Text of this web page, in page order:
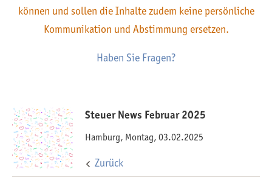
können und sollen die Inhalte zudem keine persönliche
Kommunikation und Abstimmung ersetzen.
Haben Sie Fragen?
Steuer News Februar 2025
Hamburg, Montag, 03.02.2025
Zurück